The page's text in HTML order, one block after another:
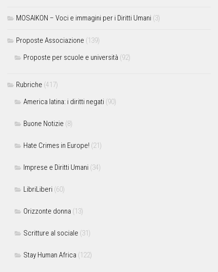
MOSAIKON – Voci e immagini per i Diritti Umani (3)
Proposte Associazione (139)
Proposte per scuole e università (92)
Rubriche (417)
America latina: i diritti negati (90)
Buone Notizie (8)
Hate Crimes in Europe! (21)
Imprese e Diritti Umani (34)
LibriLiberi (60)
Orizzonte donna (13)
Scritture al sociale (31)
Stay Human Africa (122)